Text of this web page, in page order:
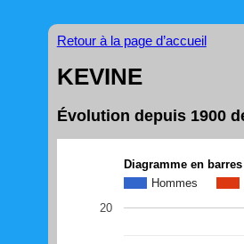
Retour à la page d’accueil
KEVINE
Évolution depuis 1900
Diagramme en
Hommes
20